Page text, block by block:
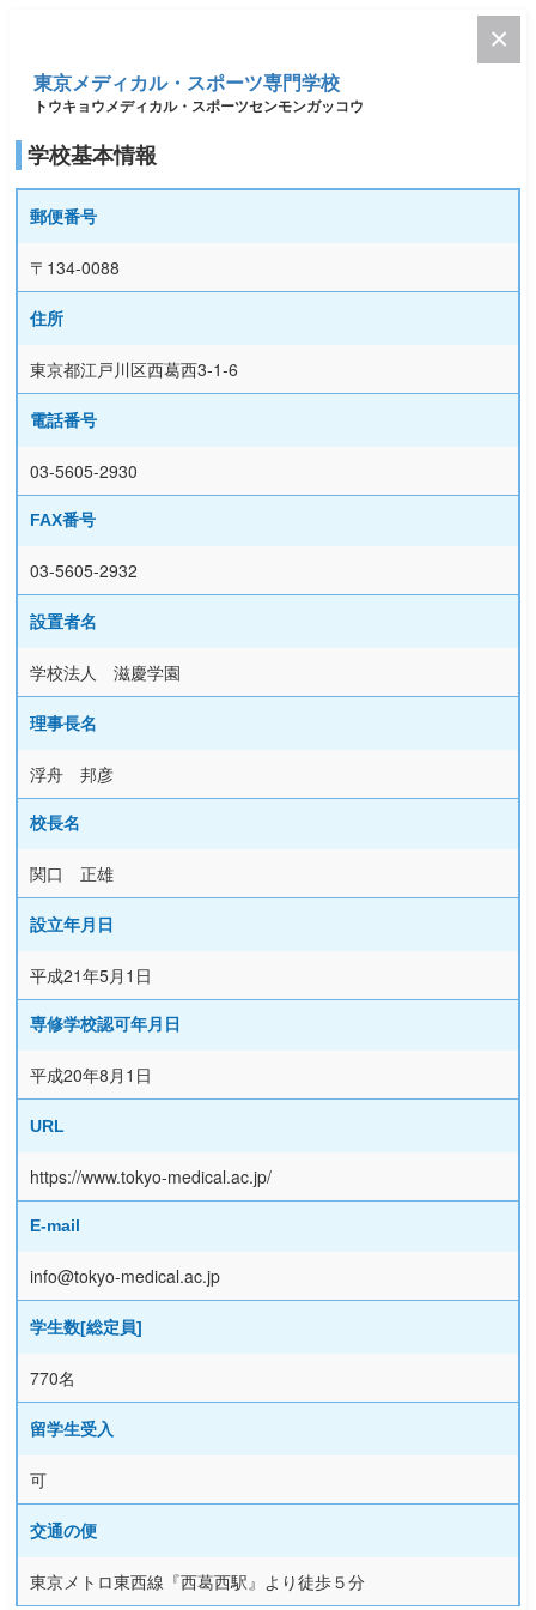
東京メディカル・スポーツ専門学校
トウキョウメディカル・スポーツセンモンガッコウ
学校基本情報
郵便番号
〒134-0088
住所
東京都江戸川区西葛西3-1-6
電話番号
03-5605-2930
FAX番号
03-5605-2932
設置者名
学校法人 滋慶学園
理事長名
浮舟 邦彦
校長名
関口 正雄
設立年月日
平成21年5月1日
専修学校認可年月日
平成20年8月1日
URL
https://www.tokyo-medical.ac.jp/
E-mail
info@tokyo-medical.ac.jp
学生数[総定員]
770名
留学生受入
可
交通の便
東京メトロ東西線『西葛西駅』より徒歩５分